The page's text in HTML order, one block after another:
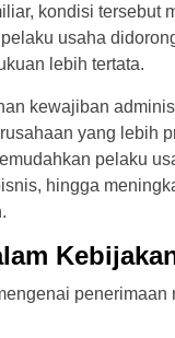
kondisi tersebut
usaha
lebih tertata.
kewajiban
yang lebih
pelaku
hingga
penerimaan